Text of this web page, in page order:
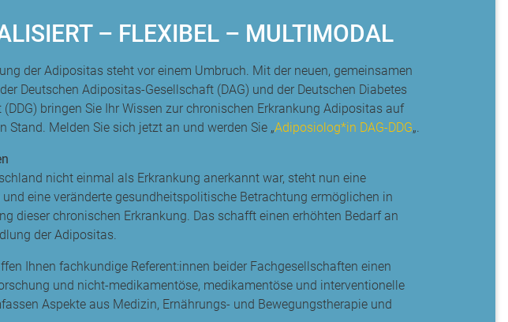
– FLEXIBEL – MULTIMODAL
der Adipositas steht vor einem Umbruch. Mit der neuen, gemeinsamen
Deutschen Adipositas-Gesellschaft (DAG) und der Deutschen Diabetes
(DDG) bringen Sie Ihr Wissen zur chronischen Erkrankung Adipositas auf
Stand. Melden Sie sich jetzt an und werden Sie „Adiposiolog*in DAG-DDG„.
nicht einmal als Erkrankung anerkannt war, steht nun eine
eine veränderte gesundheitspolitische Betrachtung ermöglichen in
dieser chronischen Erkrankung. Das schafft einen erhöhten Bedarf an
der Adipositas.
Ihnen fachkundige Referent:innen beider Fachgesellschaften einen
und nicht-medikamentöse, medikamentöse und interventionelle
Aspekte aus Medizin, Ernährungs- und Bewegungstherapie und